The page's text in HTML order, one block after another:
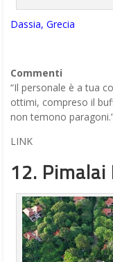
Dassia, Grecia
Commenti
“Il personale è a tua
ottimi, compreso il
non temono
LINK
12. Pimalai